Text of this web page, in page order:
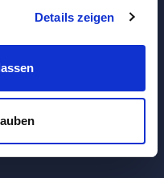
Details zeigen